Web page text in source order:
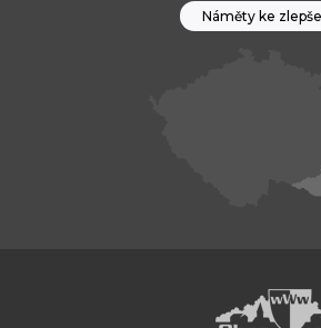
Náměty ke